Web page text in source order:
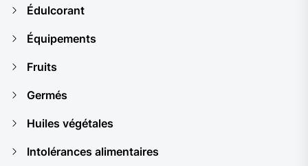
Édulcorant
Équipements
Fruits
Germés
Huiles végétales
Intolérances alimentaires